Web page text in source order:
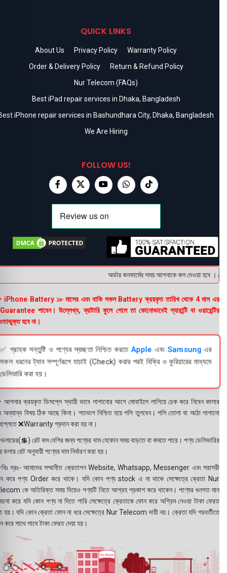
QUICK LINKS
About Us Privacy Policy
Warranty Policy
Order & Delivery Policy
Return & Refund Policy
Nur Telecom (FAQs)
Best iPad repair services in Dhaka, Bangladesh
iPhone repair services in Bashundhara City, Dhaka, Bangladesh
We Are Hiring
FOLLOW US!
অর্ডার কনফার্মের সময় আপনাকে কল দেওয়া হবে ।
Battery ১৮ মাসের এবং বাকি সকল Battery ক্রয়কৃত তারিখ থেকে 4 মাস এর
পাবেন। উল্লেখ্য, ব্যাটারি ফুলে গেলে তা কোনোভাবেই গ্যারান্টি বা ওয়ারেন্টির
হবে না।
✅ গ্রাহক সন্তুষ্টি ও পণ্যের স্বচ্ছতা নিশ্চিত করতে Apple এবংSamsungএর
সকল ধরনের ট্যাব সম্পূর্ণরূপে যাচাই (Check) করার পরই বিক্রি ও কুরিয়ারের মাধ্যমে
ডেলিভারি করা হয়।
ক্রয়কৃত ডিসপ্লে স্থায়ী ভাবে লাগানোর আগে মোবাইলে লাগিয়ে চেক করে নিবেন কালার
অন্যান্য বিষয় ঠিক আছে কিনা। শতভাগ নিশ্চিত হয়ে পলি তুলবেন। পলি তোলা বা আঠা লাগানো
❌Warranty প্রদান করা হয় না।
রেট কম বেশির জন্য পণ্যের দাম যেকোন সময় বাড়তে বা কমতে পারে। পণ্য ডেলিভারির
ডলার রেট অনুযায়ী পণ্যের দাম নির্ধারণ করা হয়।
দ্রঃ- আমাদের সম্মানীত ক্রেতাগন Website, Whatsapp, Messenger এবং সরাসরী
করে পণ্য Order করে থাকে। যদি কোন পণ্য stock এ না থাকে সেক্ষেত্রে ক্রেতা Nur
কে অতিরিক্ত সময় দিয়েও পণ্যটি নিতে আগ্রহ প্রকাশ করে থাকেন। পণ্যের গুনগত মান
করে যদি কোন পণ্য না দিতে পারি সেক্ষেত্রে ক্রেতাকে ফোন করে অগ্রিম নেওয়া টাকা ফেরত
হয়। যদি কোন ক্রেতা ফোন না ধরে সেক্ষেত্রে Nur Telecom দায়ী নয়। ক্রেতা যদি পরবর্তীতে
করে সাথে সাথে টাকা ফেরত দেয়া হয়।